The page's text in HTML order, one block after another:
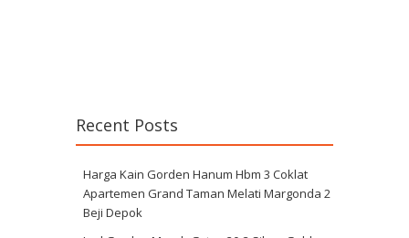
Recent Posts
Harga Kain Gorden Hanum Hbm 3 Coklat
Apartemen Grand Taman Melati Margonda 2
Beji Depok